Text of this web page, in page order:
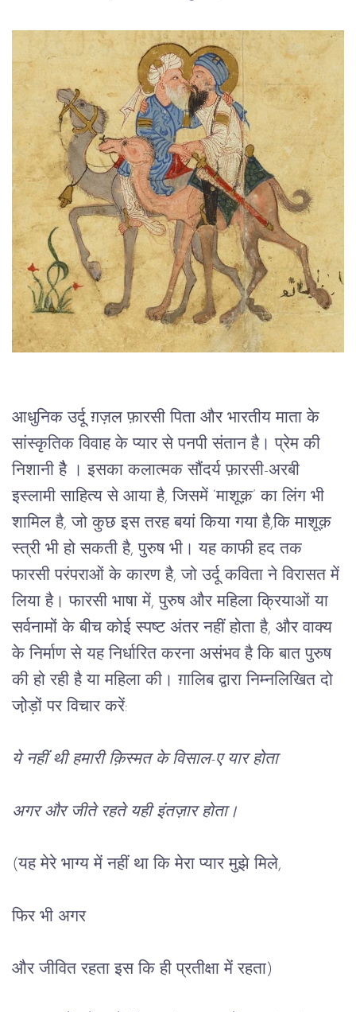
आधुनिक उर्दू ग़ज़ल फ़ारसी पिता और भारतीय माता के
सांस्कृतिक विवाह के प्यार से पनपी संतान है। प्रेम की
निशानी हैै । इसका कलात्मक सौंदर्य फ़ारसी-अरबी
इस्लामी साहित्य से आया है, जिसमें ‘माशूक़’ का लिंग भी
शामिल है, जो कुछ इस तरह बयां किया गया है,कि माशूक़
स्त्री भी हो सकती है, पुरुष भी। यह काफी हद तक
फारसी परंपराओं के कारण है, जो उर्दू कविता ने विरासत में
लिया है। फारसी भाषा में, पुरुष और महिला क्रियाओं या
सर्वनामों के बीच कोई स्पष्ट अंतर नहीं होता है, और वाक्य
के निर्माण से यह निर्धारित करना असंभव है कि बात पुरुष
की हो रही है या महिला की। ग़ालिब द्वारा निम्नलिखित दो
जो़ेड़ों पर विचार करें:
ये नहीं थी हमारी क़िस्मत के विसाल-ए यार होता
अगर और जीते रहते यही इंतज़ार होता।
(यह मेरे भाग्य में नहीं था कि मेरा प्यार मुझे मिले,
फिर भी अगर
और जीवित रहता इस कि ही प्रतीक्षा में रहता)